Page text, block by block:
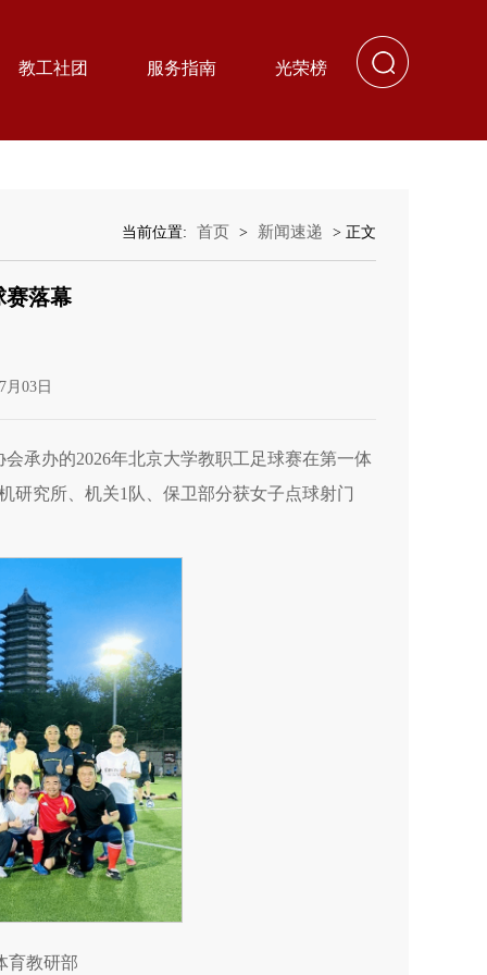
教工社团 服务指南 光荣榜
当前位置: 首页 > 新闻速递 > 正文
赛落幕
月03日
承办的2026年北京大学教职工足球赛在第一体
研究所、机关1队、保卫部分获女子点球射门
育教研部